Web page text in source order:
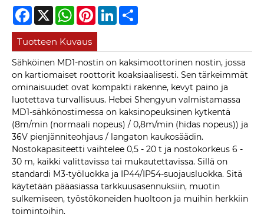
Facebook
X WhatsApp
PinterestLinkedIn
Tuotteen Kuvaus
Sähköinen MD1-nostin on kaksimoottorinen nostin, jossa
on kartiomaiset roottorit koaksiaalisesti. Sen tärkeimmät
ominaisuudet ovat kompakti rakenne, kevyt paino ja
luotettava turvallisuus. Hebei Shengyun valmistamassa
MD1-sähkönostimessa on kaksinopeuksinen kytkentä
(8m/min (normaali nopeus) / 0,8m/min (hidas nopeus)) ja
36V pienjänniteohjaus / langaton kaukosäädin.
Nostokapasiteetti vaihtelee 0,5 - 20 t ja nostokorkeus 6 -
30 m, kaikki valittavissa tai mukautettavissa. Sillä on
standardi M3-työluokka ja IP44/IP54-suojausluokka. Sitä
käytetään pääasiassa tarkkuusasennuksiin, muotin
sulkemiseen, työstökoneiden huoltoon ja muihin herkkiin
toimintoihin.